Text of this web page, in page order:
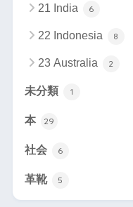
21 India 6
22 Indonesia 8
23 Australia 2
未分類 1
本 29
社会 6
革靴 5